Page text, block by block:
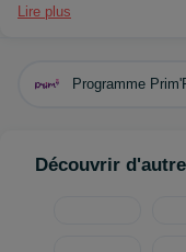
Lire plus
Programme
Découvrir